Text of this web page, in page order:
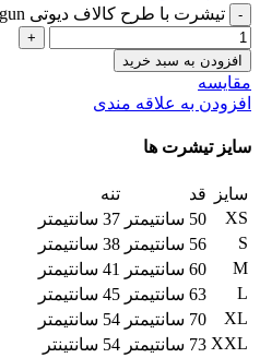
تیشرت با طرح کالاف دیوتی ray gun عدد
افزودن به سبد خرید
مقایسه
افزودن به علاقه مندی
سایز تیشرت ها
سایز قد
تنه
XS
50 سانتیمتر
37 سانتیمتر
S
56 سانتیمتر
38 سانتیمتر
M
60 سانتیمتر
41 سانتیمتر
L
63 سانتیمتر
45 سانتیمتر
XL
70 سانتیمتر
54 سانتیمتر
XXL 73 سانتیمتر
54 سانتینتر